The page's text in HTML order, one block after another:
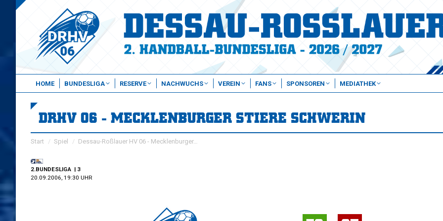
HOME BUNDESLIGA RESERVE NACHWUCHS VEREIN FANS SPONSOREN MEDIATHEK
DRHV 06 - MECKLENBURGER STIERE SCHWERIN
Sie befinden sich hier:
Start Spiel Dessau-Roßlauer HV 06 - Mecklenburger…
2.BUNDESLIGA | 3
20.09.2006, 19:30 UHR